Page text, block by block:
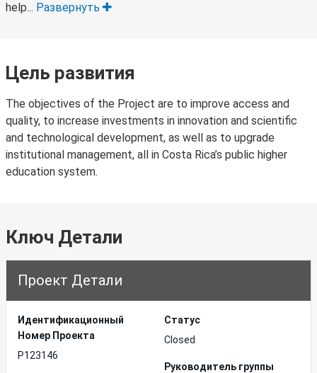
help... Развернуть
Цель развития
The objectives of the Project are to improve access and
quality, to increase investments in innovation and scientific
and technological development, as well as to upgrade
institutional management, all in Costa Rica’s public higher
education system.
Ключ Детали
Проект Детали
Идентификационный
Hомер Проекта
P123146
Статус
Closed
Руководитель группы